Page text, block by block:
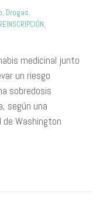
, Drogas,
,
medicinal junto
un riesgo
sobredosis
según una
Washington